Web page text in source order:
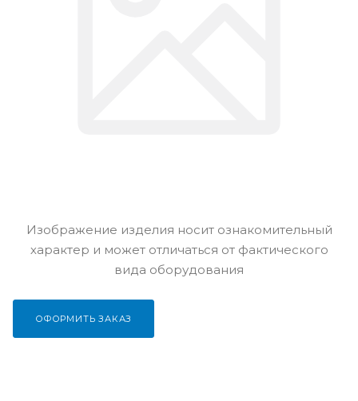
Изображение изделия носит ознакомительный
характер и может отличаться от фактического
вида оборудования
ОФОРМИТЬ ЗАКАЗ